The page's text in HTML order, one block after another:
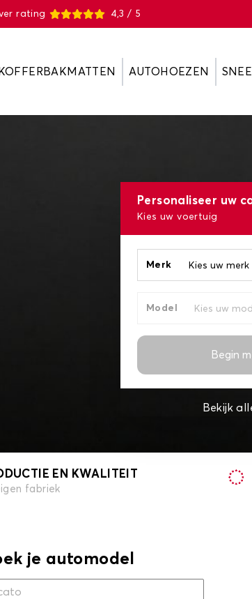
4,3 / 5
KOFFERBAKMATTEN AUTOHOEZEN
Personaliseer uw
Kies uw voertuig
Merk
Model
Begin
Bekijk
EN KWALITEIT
fabriek
je automodel